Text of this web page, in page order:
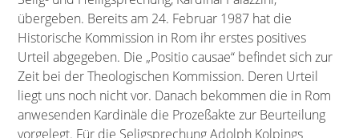
übergeben. Bereits am 24. Februar 1987 hat die
Historische Kommission in Rom ihr erstes positives
Urteil abgegeben. Die „Positio causae“ befindet sich zur
Zeit bei der Theologischen Kommission. Deren Urteil
liegt uns noch nicht vor. Danach bekommen die in Rom
anwesenden Kardinäle die Prozeßakte zur Beurteilung
vorgelegt. Für die Seligsprechung Adolph Kolpings